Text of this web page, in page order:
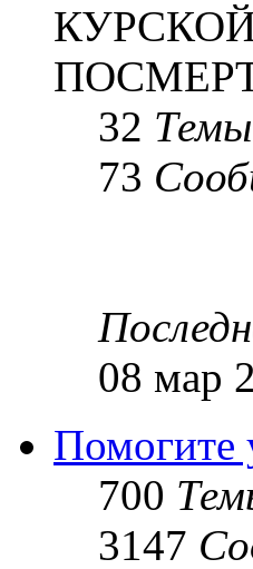
32 Темы
73
08 мар
Помогите
700
3147